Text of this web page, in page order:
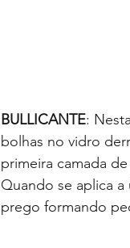
BULLICANTE:
bolhas no vidro
primeira camada
Quando se aplica
prego formando